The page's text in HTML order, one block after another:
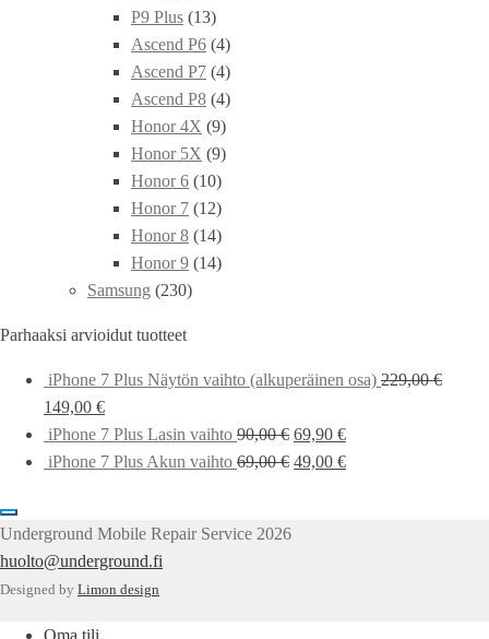
P9 Plus (13)
Ascend P6 (4)
Ascend P7 (4)
Ascend P8 (4)
Honor 4X (9)
Honor 5X (9)
Honor 6 (10)
Honor 7 (12)
Honor 8 (14)
Honor 9 (14)
Samsung (230)
Parhaaksi arvioidut tuotteet
iPhone 7 Plus Näytön vaihto (alkuperäinen osa) 229,00€
149,00 €
iPhone 7 Plus Lasin vaihto 90,00€ 69,90 €
iPhone 7 Plus Akun vaihto 69,00€ 49,00 €
Underground Mobile Repair Service 2026
huolto@underground.fi
Designed by Limon design
Oma tili